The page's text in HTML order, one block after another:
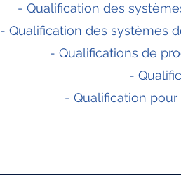
- Qualification des
- Qualification des systèmes
- Qualifications de
-
- Qualification